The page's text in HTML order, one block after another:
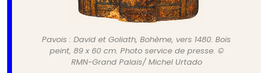
Pavois : David et Goliath, Bohème, vers 1480. Bois
peint, 89 x 60 cm. Photo service de presse. ©
RMN-Grand Palais/ Michel Urtado